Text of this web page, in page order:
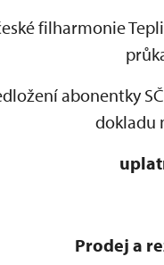
filharmonie
abonentky
dokladu
Prodej a